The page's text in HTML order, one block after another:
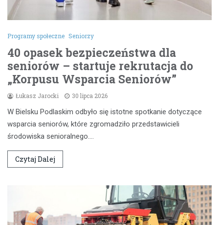
Programy społeczne Seniorzy
40 opasek bezpieczeństwa dla
seniorów – startuje rekrutacja do
„Korpusu Wsparcia Seniorów”
Łukasz Jarocki 30 lipca 2026
W Bielsku Podlaskim odbyło się istotne spotkanie dotyczące
wsparcia seniorów, które zgromadziło przedstawicieli
środowiska senioralnego.…
Czytaj Dalej